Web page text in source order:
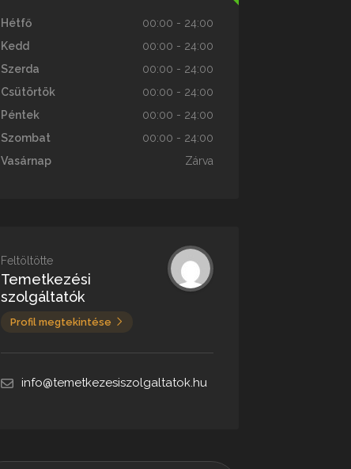
Hétfő
00:00 - 24:00
Kedd
00:00 - 24:00
Szerda
00:00 - 24:00
Csütörtök
00:00 - 24:00
Péntek
00:00 - 24:00
Szombat
00:00 - 24:00
Vasárnap
Zárva
Feltöltötte
Temetkezési
szolgáltatók
Profil megtekintése
info@temetkezesiszolgaltatok.hu